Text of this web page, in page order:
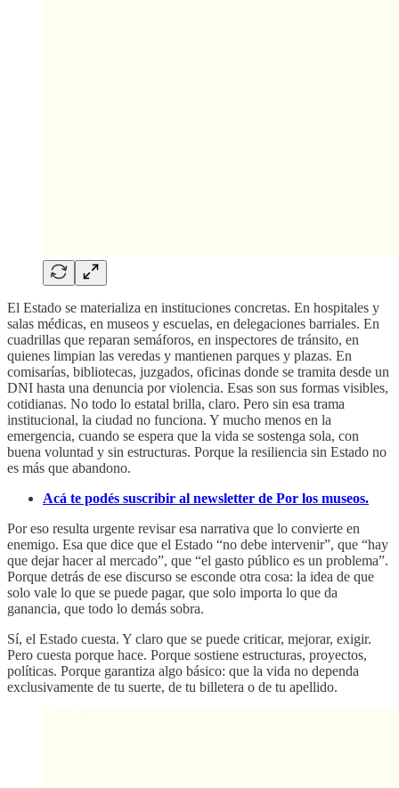
El Estado se materializa en instituciones concretas. En hospitales y
salas médicas, en museos y escuelas, en delegaciones barriales. En
cuadrillas que reparan semáforos, en inspectores de tránsito, en
quienes limpian las veredas y mantienen parques y plazas. En
comisarías, bibliotecas, juzgados, oficinas donde se tramita desde un
DNI hasta una denuncia por violencia. Esas son sus formas visibles,
cotidianas. No todo lo estatal brilla, claro. Pero sin esa trama
institucional, la ciudad no funciona. Y mucho menos en la
emergencia, cuando se espera que la vida se sostenga sola, con
buena voluntad y sin estructuras. Porque la resiliencia sin Estado no
es más que abandono.
Acá te podés suscribir al newsletter de Por los museos.
Por eso resulta urgente revisar esa narrativa que lo convierte en
enemigo. Esa que dice que el Estado “no debe intervenir”, que “hay
que dejar hacer al mercado”, que “el gasto público es un problema”.
Porque detrás de ese discurso se esconde otra cosa: la idea de que
solo vale lo que se puede pagar, que solo importa lo que da
ganancia, que todo lo demás sobra.
Sí, el Estado cuesta. Y claro que se puede criticar, mejorar, exigir.
Pero cuesta porque hace. Porque sostiene estructuras, proyectos,
políticas. Porque garantiza algo básico: que la vida no dependa
exclusivamente de tu suerte, de tu billetera o de tu apellido.